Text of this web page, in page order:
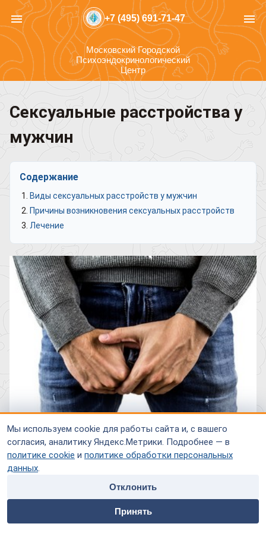
Мы используем cookie для работы сайта и, с вашего
согласия, аналитику Яндекс.Метрики. Подробнее — в
политике cookie и политике обработки персональных
данных.
Отклонить
Принять
home people
Специалисты
payment contacts
menu +7 (495) 691-71-47 menu
Московский Городской
Психоэндокринологический
Центр
Сексуальные расстройства у
мужчин
Содержание
Виды сексуальных расстройств у мужчин
Причины возникновения сексуальных расстройств
Лечение
Различные расстройства сексуального характера
встречаются у большинства мужчин, но лишь не многие из
них обращаются за квалифицированной помощью.
Сексуальные расстройства могут быть обусловлены
органическими нарушениями, различными заболеваниями
или психологическим состоянием. Самостоятельно
справиться с этой проблемой мужчина не в состоянии,